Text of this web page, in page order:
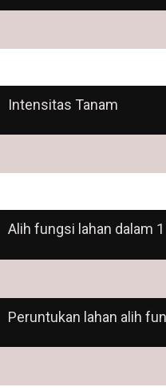
Intensitas Tanam
Alih fungsi lahan dalam
Peruntukan lahan alih